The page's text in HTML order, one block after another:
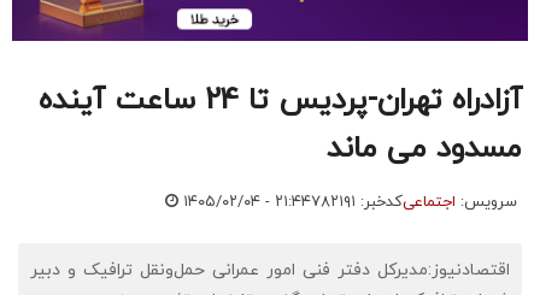
آزادراه تهران-پردیس تا 24 ساعت آینده
مسدود می ماند
سرویس: اجتماعیکدخبر: ۷۸۲۱۹۱ ۱۴۰۵/۰۲/۰۴ - ۲۱:۴۴
اقتصادنیوز:مدیرکل دفتر فنی امور عمرانی حمل‌ونقل ترافیک و دبیر